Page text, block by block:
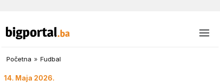
Početna » Fudbal
14. Maja 2026.